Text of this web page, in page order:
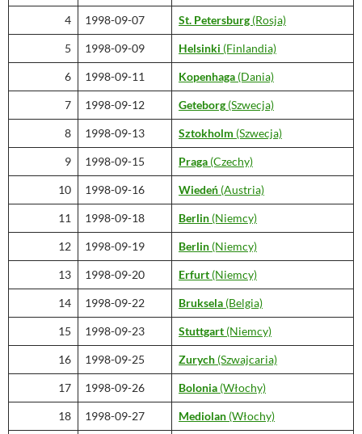
4 1998-09-07 St. Petersburg (Rosja)
5 1998-09-09 Helsinki (Finlandia)
6 1998-09-11 Kopenhaga (Dania)
7 1998-09-12 Geteborg (Szwecja)
8 1998-09-13 Sztokholm (Szwecja)
9 1998-09-15 Praga (Czechy)
10 1998-09-16 Wiedeń (Austria)
11 1998-09-18 Berlin (Niemcy)
12 1998-09-19 Berlin (Niemcy)
13 1998-09-20 Erfurt (Niemcy)
14 1998-09-22 Bruksela (Belgia)
15 1998-09-23 Stuttgart (Niemcy)
16 1998-09-25 Zurych (Szwajcaria)
17 1998-09-26 Bolonia (Włochy)
18 1998-09-27 Mediolan (Włochy)